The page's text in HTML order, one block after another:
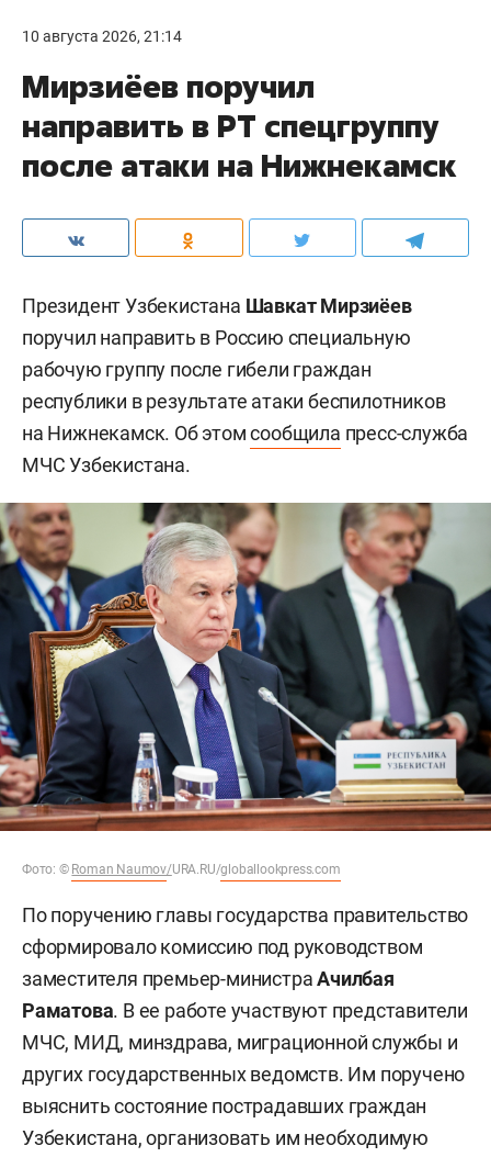
10 августа 2026, 21:14
Мирзиёев поручил
направить в РТ спецгруппу
после атаки на Нижнекамск
Президент Узбекистана Шавкат Мирзиёев
поручил направить в Россию специальную
рабочую группу после гибели граждан
республики в результате атаки беспилотников
на Нижнекамск. Об этомсообщила пресс-служба
МЧС Узбекистана.
Фото: © Roman Naumov/URA.RU/globallookpress.com
По поручению главы государства правительство
сформировало комиссию под руководством
заместителя премьер-министраАчилбая
Раматова. В ее работе участвуют представители
МЧС, МИД, минздрава, миграционной службы и
других государственных ведомств. Им поручено
выяснить состояние пострадавших граждан
Узбекистана, организовать им необходимую